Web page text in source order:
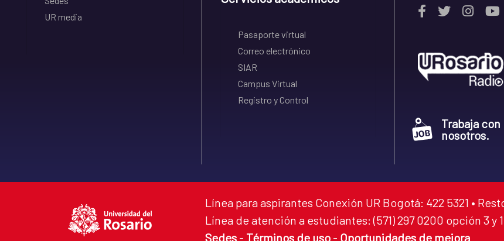
UR media
Pasaporte virtual
Correo electrónico
SIAR
Campus Virtual
Registro y Control
Trabaja con
nosotros.
Línea para aspirantes Conexión UR Bogotá: 422 5321 •
Línea de atención a estudiantes: (571) 297 0200 opción 3 y
Sedes - Términos de uso - Oportunidades de mejora